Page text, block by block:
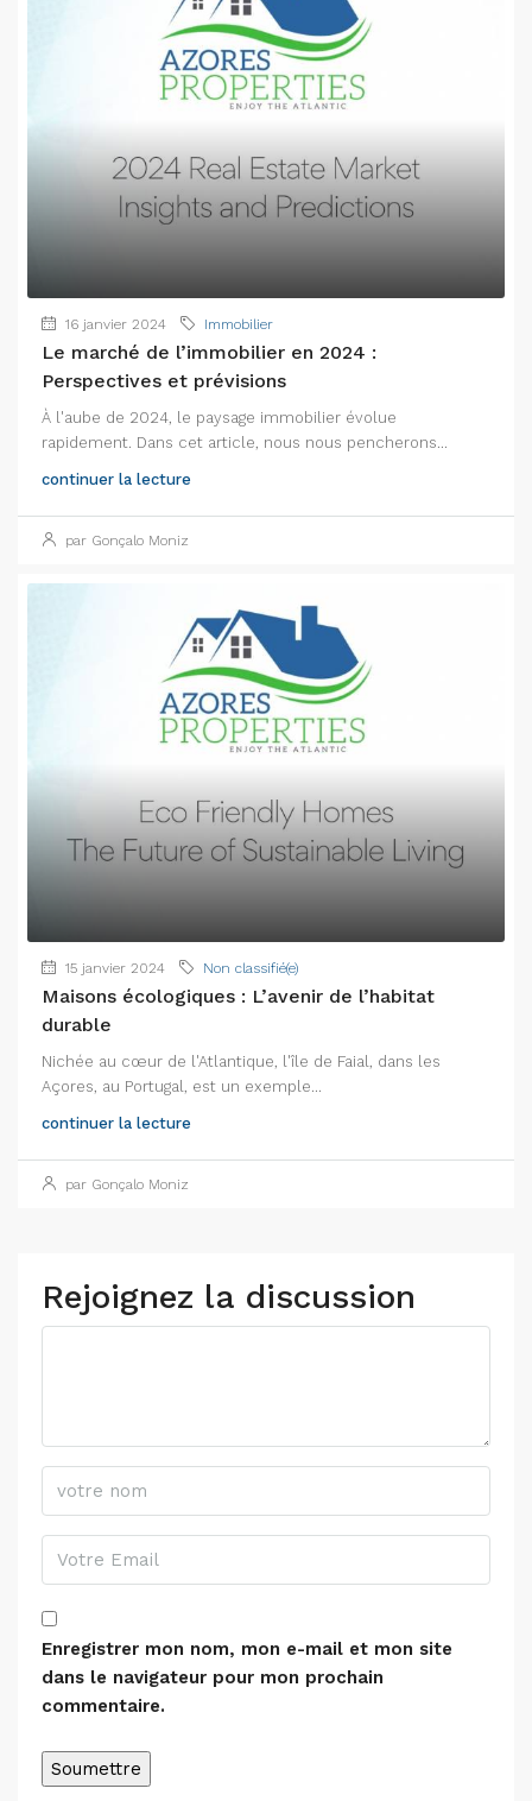
16 janvier 2024 Immobilier
Le marché de l’immobilier en 2024 :
Perspectives et prévisions
À l'aube de 2024, le paysage immobilier évolue
rapidement. Dans cet article, nous nous pencherons...
continuer la lecture
par Gonçalo Moniz
15 janvier 2024 Non classifié(e)
Maisons écologiques : L’avenir de l’habitat
durable
Nichée au cœur de l'Atlantique, l'île de Faial, dans les
Açores, au Portugal, est un exemple...
continuer la lecture
par Gonçalo Moniz
Rejoignez la discussion
Enregistrer mon nom, mon e-mail et mon site
dans le navigateur pour mon prochain
commentaire.